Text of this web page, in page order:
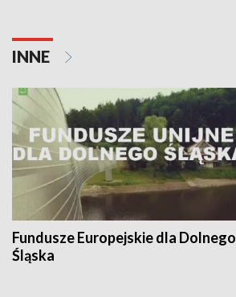
INNE
Fundusze Europejskie dla Dolnego
Śląska